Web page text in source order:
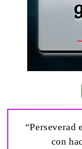
“Perseverad
con